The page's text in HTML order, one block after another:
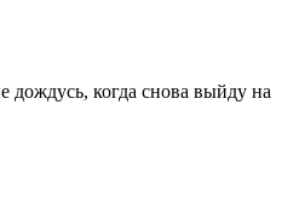
дождусь, когда снова выйду на